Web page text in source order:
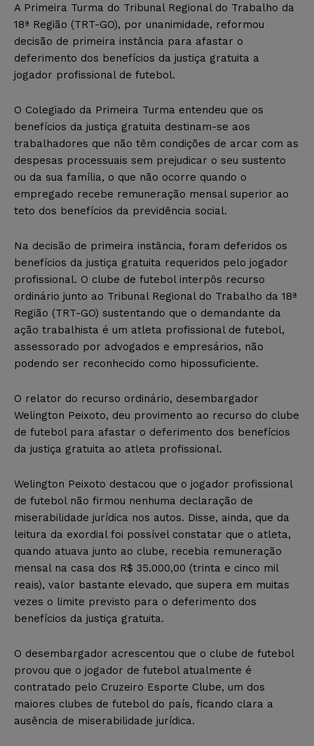
A Primeira Turma do Tribunal Regional do Trabalho da
18ª Região (TRT-GO), por unanimidade, reformou
decisão de primeira instância para afastar o
deferimento dos benefícios da justiça gratuita a
jogador profissional de futebol.
O Colegiado da Primeira Turma entendeu que os
benefícios da justiça gratuita destinam-se aos
trabalhadores que não têm condições de arcar com as
despesas processuais sem prejudicar o seu sustento
ou da sua família, o que não ocorre quando o
empregado recebe remuneração mensal superior ao
teto dos benefícios da previdência social.
Na decisão de primeira instância, foram deferidos os
benefícios da justiça gratuita requeridos pelo jogador
profissional. O clube de futebol interpôs recurso
ordinário junto ao Tribunal Regional do Trabalho da 18ª
Região (TRT-GO) sustentando que o demandante da
ação trabalhista é um atleta profissional de futebol,
assessorado por advogados e empresários, não
podendo ser reconhecido como hipossuficiente.
O relator do recurso ordinário, desembargador
Welington Peixoto, deu provimento ao recurso do clube
de futebol para afastar o deferimento dos benefícios
da justiça gratuita ao atleta profissional.
Welington Peixoto destacou que o jogador profissional
de futebol não firmou nenhuma declaração de
miserabilidade jurídica nos autos. Disse, ainda, que da
leitura da exordial foi possível constatar que o atleta,
quando atuava junto ao clube, recebia remuneração
mensal na casa dos R$ 35.000,00 (trinta e cinco mil
reais), valor bastante elevado, que supera em muitas
vezes o limite previsto para o deferimento dos
benefícios da justiça gratuita.
O desembargador acrescentou que o clube de futebol
provou que o jogador de futebol atualmente é
contratado pelo Cruzeiro Esporte Clube, um dos
maiores clubes de futebol do país, ficando clara a
ausência de miserabilidade jurídica.